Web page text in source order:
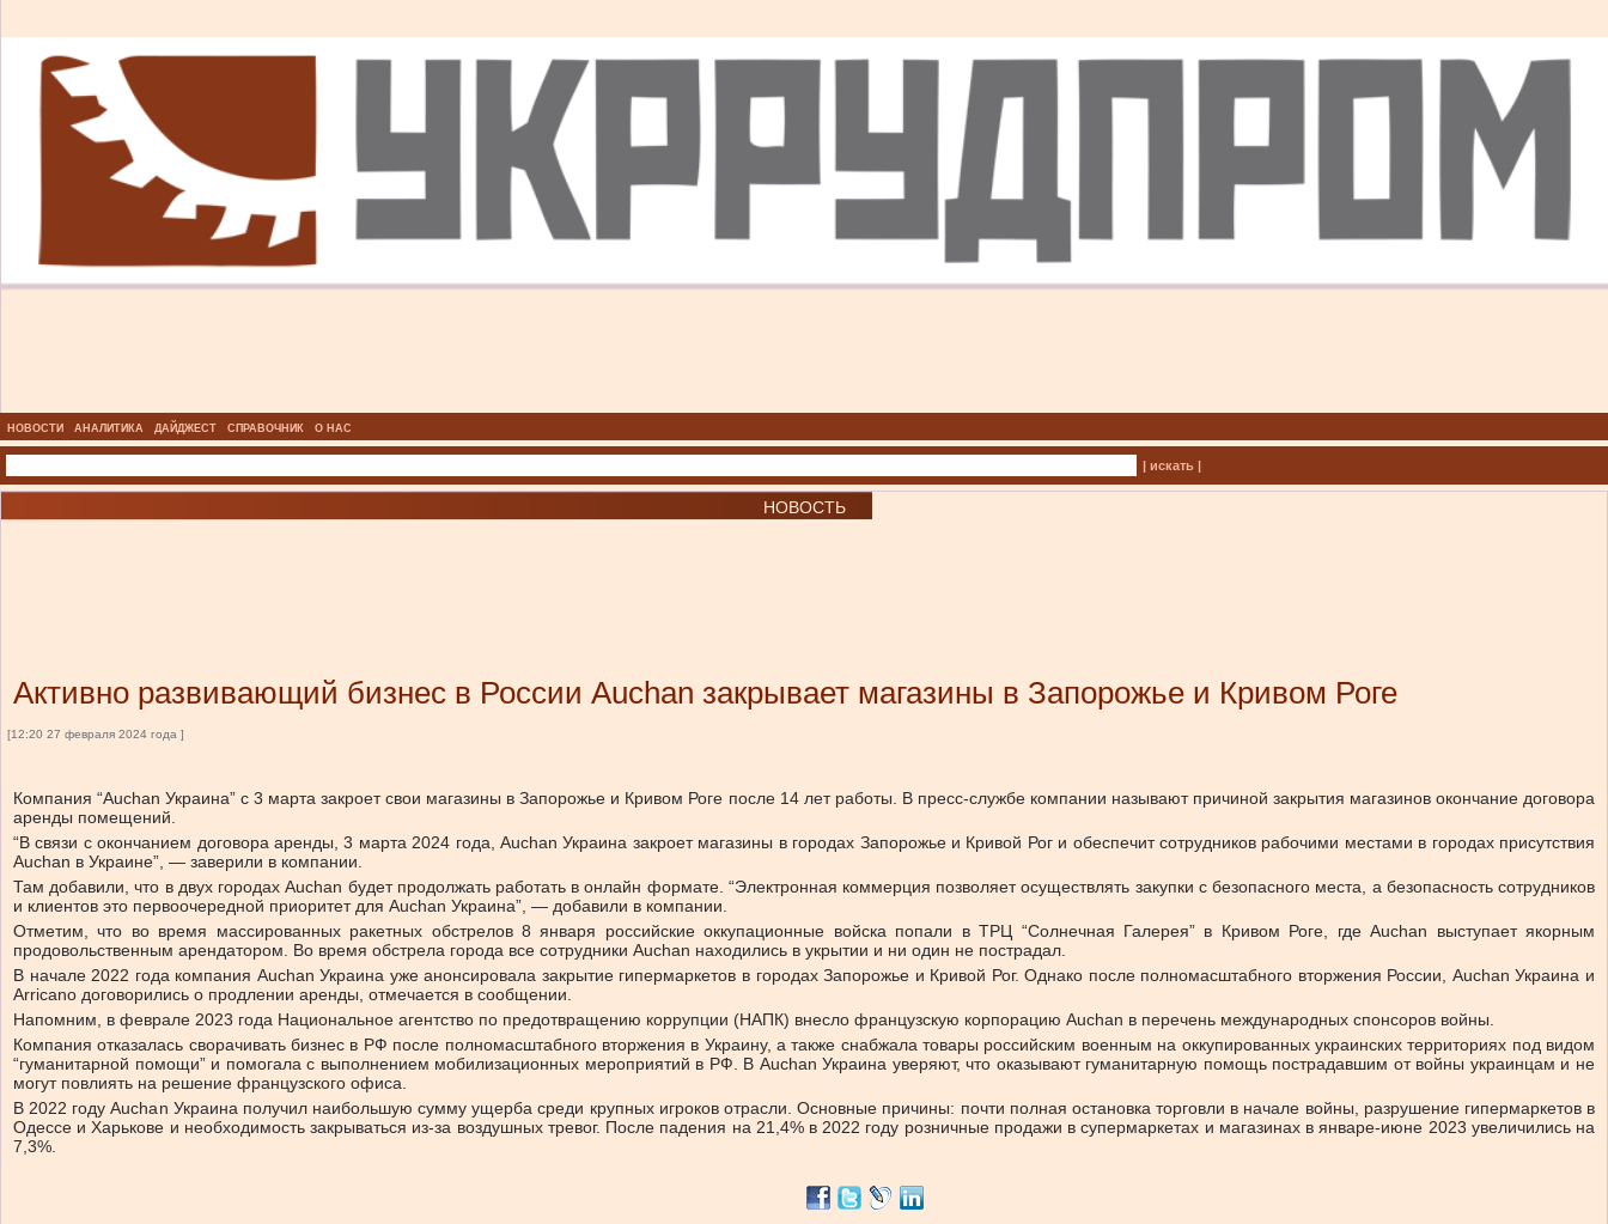
НОВОСТИ АНАЛИТИКА ДАЙДЖЕСТ СПРАВОЧНИК О НАС
| искать |
НОВОСТЬ
Активно развивающий бизнес в России Auchan закрывает магазины в Запорожье и Кривом Роге
[12:20 27 февраля 2024 года ]
Компания “Auchan Украина” с 3 марта закроет свои магазины в Запорожье и Кривом Роге после 14 лет работы. В пресс-службе компании называют причиной закрытия магазинов окончание договора
аренды помещений.
“В связи с окончанием договора аренды, 3 марта 2024 года, Auchan Украина закроет магазины в городах Запорожье и Кривой Рог и обеспечит сотрудников рабочими местами в городах присутствия
Auchan в Украине”, — заверили в компании.
Там добавили, что в двух городах Auchan будет продолжать работать в онлайн формате. “Электронная коммерция позволяет осуществлять закупки с безопасного места, а безопасность сотрудников
и клиентов это первоочередной приоритет для Auchan Украина”, — добавили в компании.
Отметим, что во время массированных ракетных обстрелов 8 января российские оккупационные войска попали в ТРЦ “Солнечная Галерея” в Кривом Роге, где Auchan выступает якорным
продовольственным арендатором. Во время обстрела города все сотрудники Auchan находились в укрытии и ни один не пострадал.
В начале 2022 года компания Auchan Украина уже анонсировала закрытие гипермаркетов в городах Запорожье и Кривой Рог. Однако после полномасштабного вторжения России, Auchan Украина и
Arricano договорились о продлении аренды, отмечается в сообщении.
Напомним, в феврале 2023 года Национальное агентство по предотвращению коррупции (НАПК) внесло французскую корпорацию Auchan в перечень международных спонсоров войны.
Компания отказалась сворачивать бизнес в РФ после полномасштабного вторжения в Украину, а также снабжала товары российским военным на оккупированных украинских территориях под видом
“гуманитарной помощи” и помогала с выполнением мобилизационных мероприятий в РФ. В Auchan Украина уверяют, что оказывают гуманитарную помощь пострадавшим от войны украинцам и не
могут повлиять на решение французского офиса.
В 2022 году Auchan Украина получил наибольшую сумму ущерба среди крупных игроков отрасли. Основные причины: почти полная остановка торговли в начале войны, разрушение гипермаркетов в
Одессе и Харькове и необходимость закрываться из-за воздушных тревог. После падения на 21,4% в 2022 году розничные продажи в супермаркетах и магазинах в январе-июне 2023 увеличились на
7,3%.